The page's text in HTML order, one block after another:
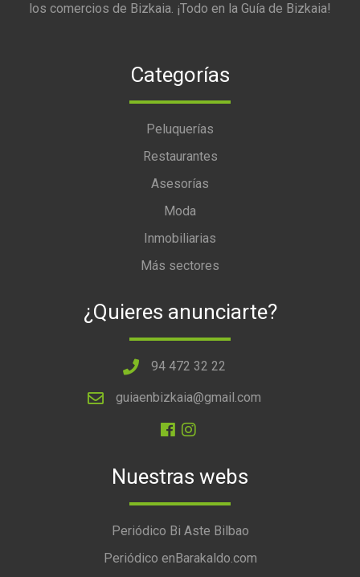
los comercios de Bizkaia. ¡Todo en la Guía de Bizkaia!
Categorías
Peluquerías
Restaurantes
Asesorías
Moda
Inmobiliarias
Más sectores
¿Quieres anunciarte?
94 472 32 22
guiaenbizkaia@gmail.com
Nuestras webs
Periódico Bi Aste Bilbao
Periódico enBarakaldo.com